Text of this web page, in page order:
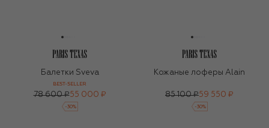
Балетки Sveva
BEST-SELLER
78 600 ₽55 000 ₽
-30%
Кожаные лоферы Alain
85 100 ₽59 550 ₽
-30%